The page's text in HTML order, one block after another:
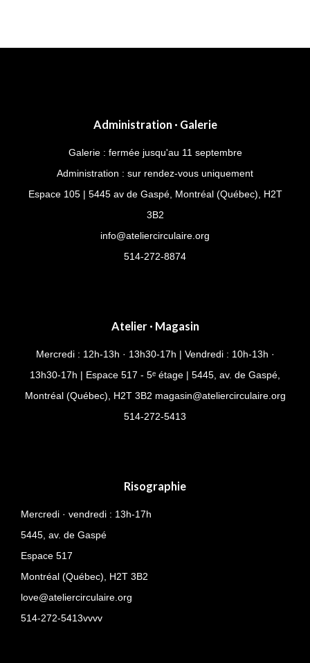
Administration · Galerie
Galerie : fermée jusqu'au 11 septembre
Administration : sur rendez-vous uniquement
Espace 105 | 5445 av de Gaspé, Montréal (Québec), H2T
3B2
info@ateliercirculaire.org
514-272-8874
Atelier · Magasin
Mercredi : 12h-13h · 13h30-17h | Vendredi : 10h-13h ·
13h30-17h | Espace 517 - 5ᵉ étage | 5445, av. de Gaspé,
Montréal (Québec), H2T 3B2 magasin@ateliercirculaire.org
514-272-5413
Risographie
Mercredi · vendredi : 13h-17h
5445, av. de Gaspé
Espace 517
Montréal (Québec), H2T 3B2
love@ateliercirculaire.org
514-272-5413vvvv